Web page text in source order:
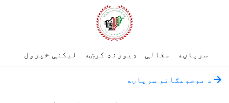
سرپاڼه مقالې ډیورنډ کرښه لیکنې خپرول
د موضوعګانو سرپاڼه